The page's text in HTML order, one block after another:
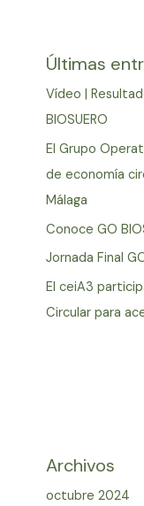
Últimas
Vídeo |
BIOSUERO
El Grupo
de economía
Málaga
Conoce GO
Jornada Final
El ceiA3
Circular para
Archivos
octubre 2024